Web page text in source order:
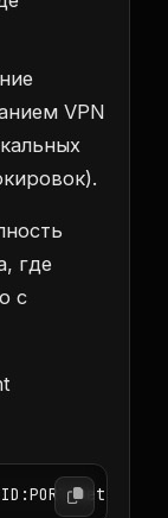
VPN
где
с
metrics